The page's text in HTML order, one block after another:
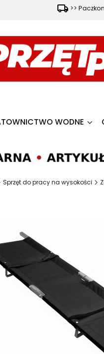
>>
WODNE
Sprzęt do pracy na wysokości